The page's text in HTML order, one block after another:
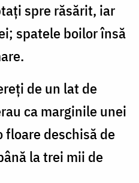
spre răsărit, iar
spatele boilor însă
de un lat de
ca marginile unei
floare deschisă de
la trei mii de